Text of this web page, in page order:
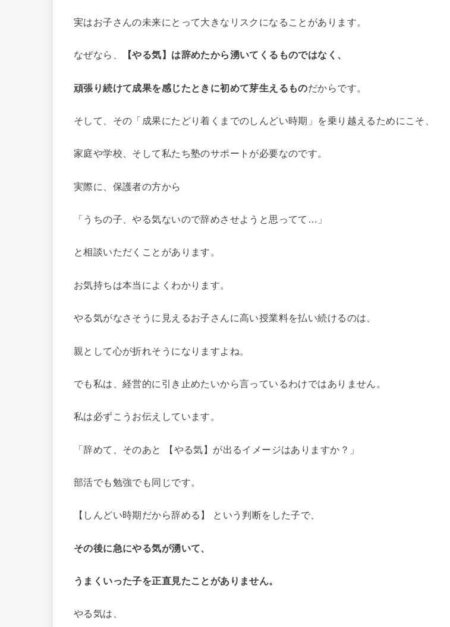
実はお子さんの未来にとって大きなリスクになることがあります。
なぜなら、 【やる気】は辞めたから湧いてくるものではなく、
頑張り続けて成果を感じたときに初めて芽生えるものだからです。
そして、その「成果にたどり着くまでのしんどい時期」を乗り越えるためにこそ、
家庭や学校、そして私たち塾のサポートが必要なのです。
実際に、保護者の方から
「うちの子、やる気ないので辞めさせようと思ってて…」
と相談いただくことがあります。
お気持ちは本当によくわかります。
やる気がなさそうに見えるお子さんに高い授業料を払い続けるのは、
親として心が折れそうになりますよね。
でも私は、経営的に引き止めたいから言っているわけではありません。
私は必ずこうお伝えしています。
「辞めて、そのあと 【やる気】が出るイメージはありますか？」
部活でも勉強でも同じです。
【しんどい時期だから辞める】 という判断をした子で、
その後に急にやる気が湧いて、
うまくいった子を正直見たことがありません。
やる気は、